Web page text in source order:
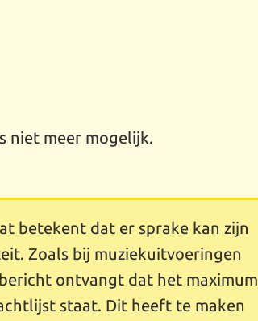
niet meer mogelijk.
betekent dat er sprake kan zijn
Zoals bij muziekuitvoeringen
ontvangt dat het maximum
staat. Dit heeft te maken